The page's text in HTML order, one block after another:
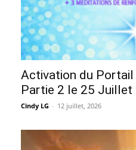
Activation du Portail
Partie 2 le 25 Juillet
Cindy LG - 12 juillet, 2026